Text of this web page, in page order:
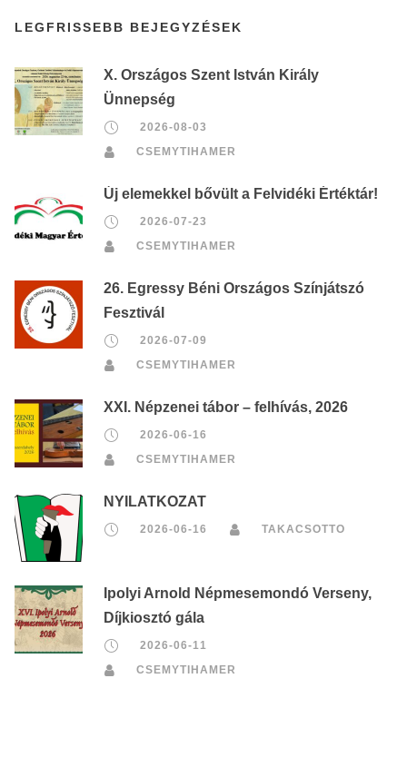
LEGFRISSEBB BEJEGYZÉSEK
X. Országos Szent István Király
Ünnepség
2026-08-03
CSEMYTIHAMER
Új elemekkel bővült a Felvidéki Értéktár!
2026-07-23
CSEMYTIHAMER
26. Egressy Béni Országos Színjátszó
Fesztivál
2026-07-09
CSEMYTIHAMER
XXI. Népzenei tábor – felhívás, 2026
2026-06-16
CSEMYTIHAMER
NYILATKOZAT
2026-06-16 TAKACSOTTO
Ipolyi Arnold Népmesemondó Verseny,
Díjkiosztó gála
2026-06-11
CSEMYTIHAMER